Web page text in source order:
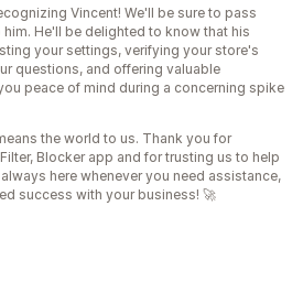
Vincent! We'll be sure to pass
He'll be delighted to know that his
your settings, verifying your store's
questions, and offering valuable
peace of mind during a concerning spike
the world to us. Thank you for
Blocker app and for trusting us to help
here whenever you need assistance,
success with your business! 🚀